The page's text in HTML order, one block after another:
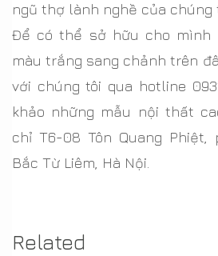
ngũ thợ lành nghề của chúng
Để có thể sở hữu cho mình
màu trắng sang chảnh trên
với chúng tôi qua hotline
khảo những mẫu nội thất
chỉ T6-08 Tôn Quang
Bắc Từ Liêm, Hà Nội.
Related